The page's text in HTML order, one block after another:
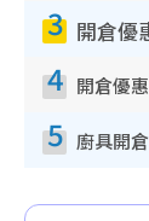
3
4
5